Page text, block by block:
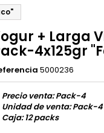
+ Larga
4x125gr
5000236
Precio venta: Pack-4
Unidad de venta: Pack-4
Caja: 12 packs